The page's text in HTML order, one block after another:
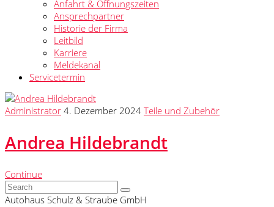
Anfahrt & Öffnungszeiten
Ansprechpartner
Historie der Firma
Leitbild
Karriere
Meldekanal
Servicetermin
Administrator 4. Dezember 2024 Teile und Zubehör
Andrea Hildebrandt
Continue
Autohaus Schulz & Straube GmbH